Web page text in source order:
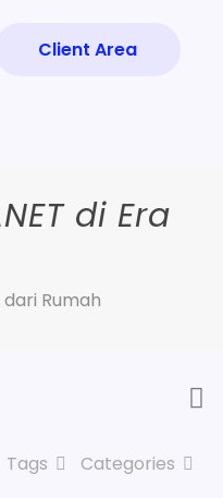
Client Area
di Era
Rumah
Categories
Tags